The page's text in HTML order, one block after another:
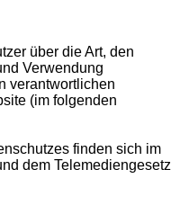
über die Art, den
Verwendung
verantwortlichen
(im folgenden
finden sich im
dem Telemediengesetz